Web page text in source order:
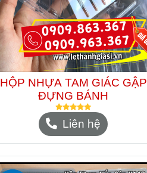
HỘP NHỰA TAM GIÁC GẬP
ĐỰNG BÁNH
Liên hệ